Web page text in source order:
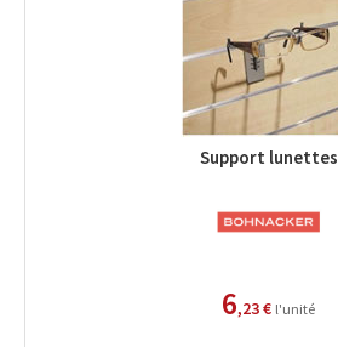
Support lunettes
6,23 € l'unité